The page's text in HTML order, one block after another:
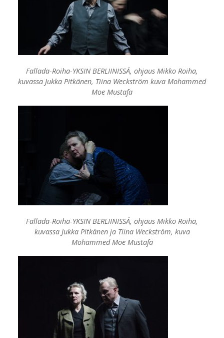
Fallada-Roiha-YKSIN BERLIINISSÄ, ohjaus Mikko Roiha,
kuvassa Jukka Pitkänen, Tiina Weckström kuva Mohammed
Moe Mustafa
Fallada-Roiha-YKSIN BERLIINISSÄ, ohjaus Mikko Roiha,
kuvassa Jukka Pitkänen ja Tiina Weckström, kuva
Mohammed Moe Mustafa